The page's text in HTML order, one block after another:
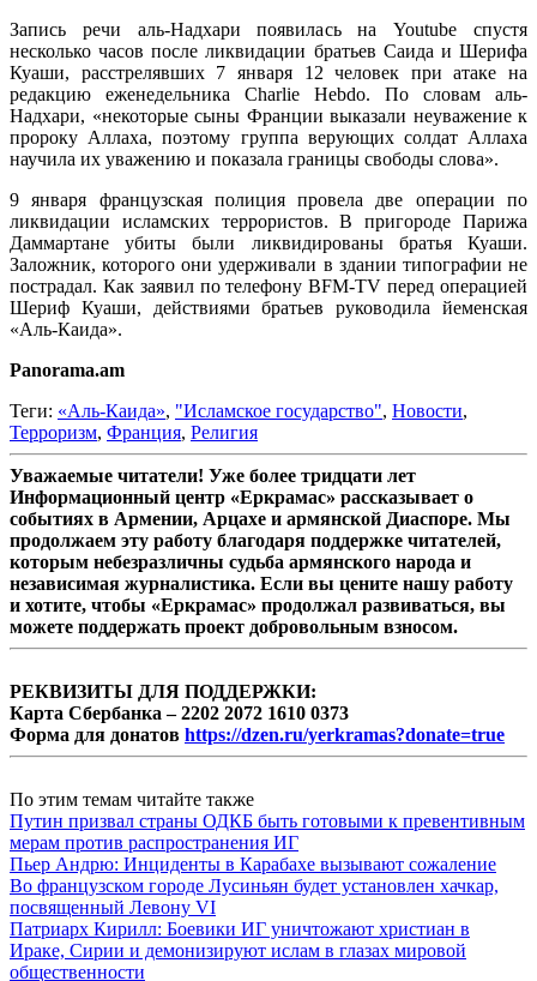
Запись речи аль-Надхари появилась на Youtube спустя
несколько часов после ликвидации братьев Саида и Шерифа
Куаши, расстрелявших 7 января 12 человек при атаке на
редакцию еженедельника Charlie Hebdo. По словам аль-
Надхари, «некоторые сыны Франции выказали неуважение к
пророку Аллаха, поэтому группа верующих солдат Аллаха
научила их уважению и показала границы свободы слова».
9 января французская полиция провела две операции по
ликвидации исламских террористов. В пригороде Парижа
Даммартане убиты были ликвидированы братья Куаши.
Заложник, которого они удерживали в здании типографии не
пострадал. Как заявил по телефону BFM-TV перед операцией
Шериф Куаши, действиями братьев руководила йеменская
«Аль-Каида».
Panorama.am
Теги: «Аль-Каида», "Исламское государство", Новости,
Терроризм, Франция, Религия
Уважаемые читатели! Уже более тридцати лет
Информационный центр «Еркрамас» рассказывает о
событиях в Армении, Арцахе и армянской Диаспоре. Мы
продолжаем эту работу благодаря поддержке читателей,
которым небезразличны судьба армянского народа и
независимая журналистика. Если вы цените нашу работу
и хотите, чтобы «Еркрамас» продолжал развиваться, вы
можете поддержать проект добровольным взносом.
РЕКВИЗИТЫ ДЛЯ ПОДДЕРЖКИ:
Карта Сбербанка – 2202 2072 1610 0373
Форма для донатов https://dzen.ru/yerkramas?donate=true
По этим темам читайте также
Путин призвал страны ОДКБ быть готовыми к превентивным
мерам против распространения ИГ
Пьер Андрю: Инциденты в Карабахе вызывают сожаление
Во французском городе Лусиньян будет установлен хачкар,
посвященный Левону VI
Патриарх Кирилл: Боевики ИГ уничтожают христиан в
Ираке, Сирии и демонизируют ислам в глазах мировой
общественности